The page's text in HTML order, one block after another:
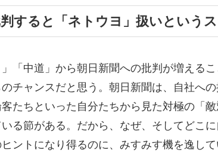
すると「ネトウヨ」扱いという
「中道」から朝日新聞への批判が増える
チャンスだと思う。朝日新聞は、自社への
たちといった自分たちから見た対極の「
る節がある。だから、なぜ、そしてどこ
ントになり得るのに、みすみす機を逸して